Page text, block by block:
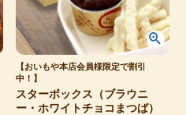
【おいもや本店会員様限定で割引
中！】
スターボックス（ブラウニ
ー・ホワイトチョコまつば）